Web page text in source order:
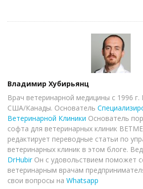
Author
Владимир Хубирьянц
Врач ветеринарной медицины с 1996
США/Канады. Основатель
Ветеринарной Клиники Основатель
софта для ветеринарных клиник
редактирует переводные статьи по
ветеринарных клиник в этом блоге.
DrHubirОн с удовольствием поможет
ветеринарным врачам
свои вопросы на Whatsapp